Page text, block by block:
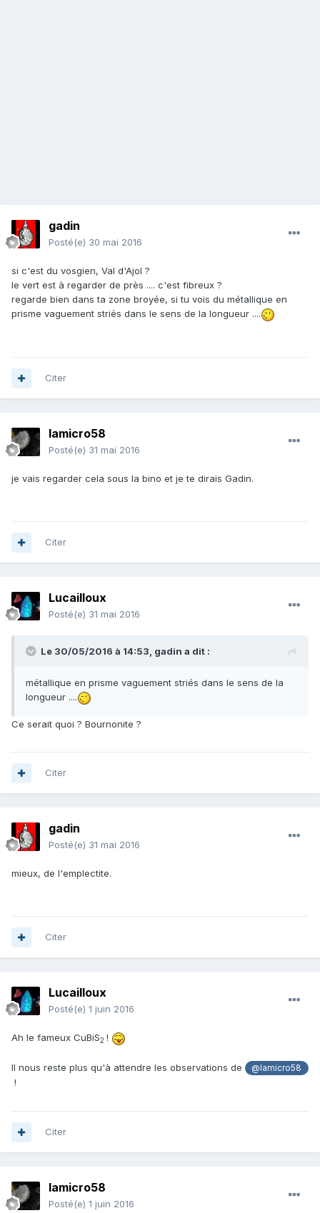
gadin
Posté(e) 30 mai 2016
si c'est du vosgien, Val d'Ajol ?
le vert est à regarder de près .... c'est fibreux ?
regarde bien dans ta zone broyée, si tu vois du métallique en
prisme vaguement striés dans le sens de la longueur ....
Citer
lamicro58
Posté(e) 31 mai 2016
je vais regarder cela sous la bino et je te dirais Gadin.
Citer
Lucailloux
Posté(e) 31 mai 2016
Le 30/05/2016 à 14:53, gadin a dit :
métallique en prisme vaguement striés dans le sens de la
longueur ....
Ce serait quoi ? Bournonite ?
Citer
gadin
Posté(e) 31 mai 2016
mieux, de l'emplectite.
Citer
Lucailloux
Posté(e) 1 juin 2016
Ah le fameux CuBiS2 !
Il nous reste plus qu'à attendre les observations de @lamicro58
!
Citer
lamicro58
Posté(e) 1 juin 2016